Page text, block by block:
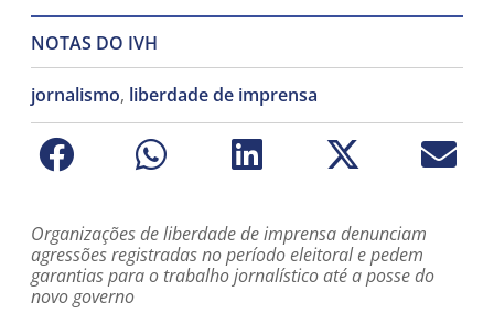
NOTAS DO IVH
jornalismo, liberdade de imprensa
Organizações de liberdade de imprensa denunciam
agressões registradas no período eleitoral e pedem
garantias para o trabalho jornalístico até a posse do
novo governo